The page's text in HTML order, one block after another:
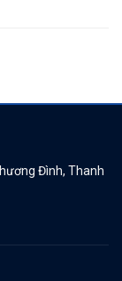
Đình, Thanh